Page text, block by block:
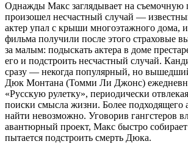
Однажды Макс заглядывает на съемочную
произошел несчастный случай —
актер упал с крыши многоэтажного дома,
фильма получили после этого страховые
за малым: подыскать актера в доме
его и подстроить несчастный случай.
сразу — некогда популярный, но
Дюк Монтана (Томми Ли Джонс)
«Русскую рулетку», периодически
поиски смысла жизни. Более подходящего
найти невозможно. Уговорив гангстеров
авантюрный проект, Макс быстро
пытается подстроить смерть Дюка.